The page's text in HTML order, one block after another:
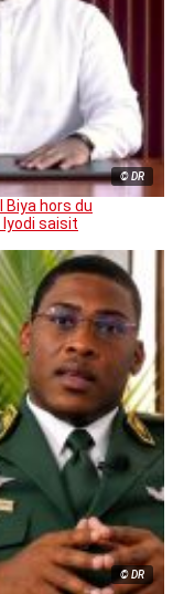
© DR
Biya hors du
Iyodi saisit
© DR